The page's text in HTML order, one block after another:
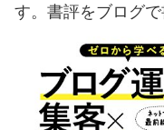
す。書評をブログ